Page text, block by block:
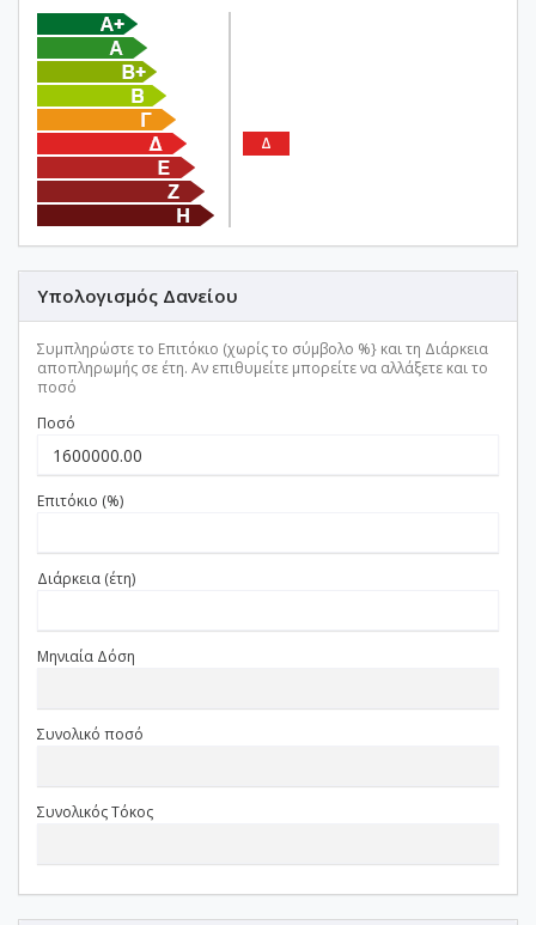
Δ
Υπολογισμός Δανείου
Συμπληρώστε το Επιτόκιο (χωρίς το σύμβολο %} και τη Διάρκεια
αποπληρωμής σε έτη. Αν επιθυμείτε μπορείτε να αλλάξετε και το
ποσό
Ποσό
Επιτόκιο (%)
Διάρκεια (έτη)
Μηνιαία Δόση
Συνολικό ποσό
Συνολικός Τόκος